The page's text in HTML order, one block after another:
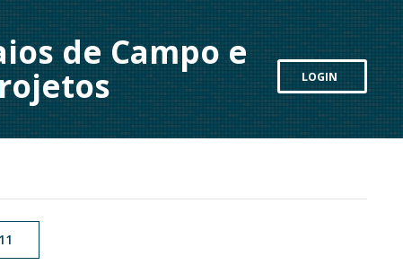
de Campo e
LOGIN